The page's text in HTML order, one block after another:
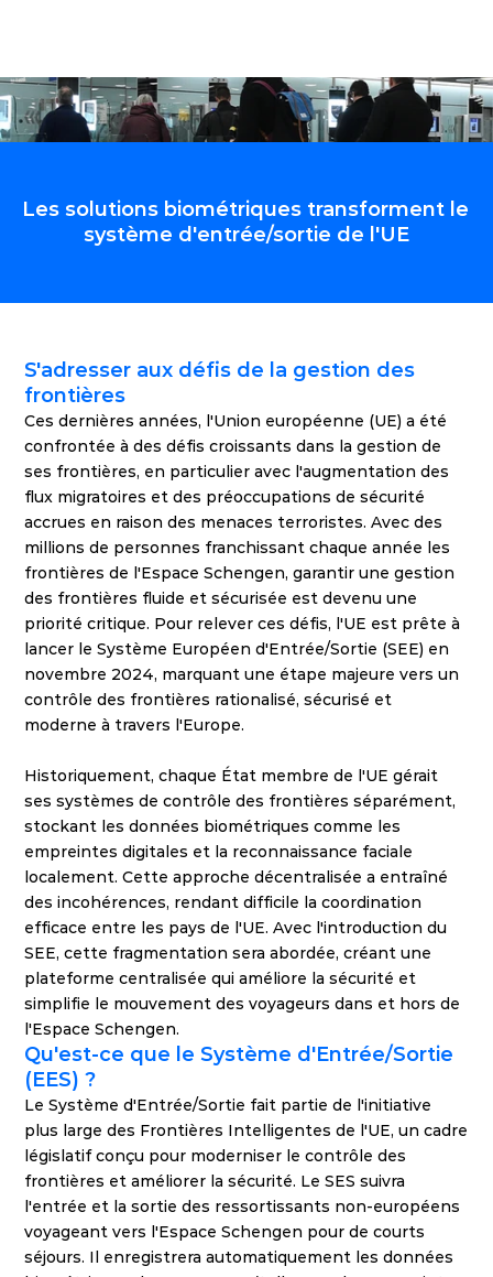
Les solutions biométriques transforment le
système d'entrée/sortie de l'UE
S'adresser aux défis de la gestion des
frontières
Ces dernières années, l'Union européenne (UE) a été
confrontée à des défis croissants dans la gestion de
ses frontières, en particulier avec l'augmentation des
flux migratoires et des préoccupations de sécurité
accrues en raison des menaces terroristes. Avec des
millions de personnes franchissant chaque année les
frontières de l'Espace Schengen, garantir une gestion
des frontières fluide et sécurisée est devenu une
priorité critique. Pour relever ces défis, l'UE est prête à
lancer le Système Européen d'Entrée/Sortie (SEE) en
novembre 2024, marquant une étape majeure vers un
contrôle des frontières rationalisé, sécurisé et
moderne à travers l'Europe.
Historiquement, chaque État membre de l'UE gérait
ses systèmes de contrôle des frontières séparément,
stockant les données biométriques comme les
empreintes digitales et la reconnaissance faciale
localement. Cette approche décentralisée a entraîné
des incohérences, rendant difficile la coordination
efficace entre les pays de l'UE. Avec l'introduction du
SEE, cette fragmentation sera abordée, créant une
plateforme centralisée qui améliore la sécurité et
simplifie le mouvement des voyageurs dans et hors de
l'Espace Schengen.
Qu'est-ce que le Système d'Entrée/Sortie
(EES) ?
Le Système d'Entrée/Sortie fait partie de l'initiative
plus large des Frontières Intelligentes de l'UE, un cadre
législatif conçu pour moderniser le contrôle des
frontières et améliorer la sécurité. Le SES suivra
l'entrée et la sortie des ressortissants non-européens
voyageant vers l'Espace Schengen pour de courts
séjours. Il enregistrera automatiquement les données